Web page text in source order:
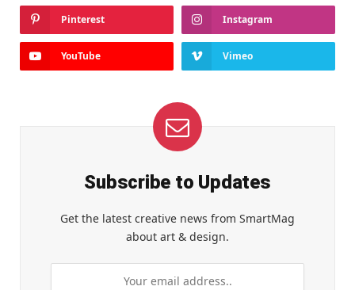
Pinterest Instagram
YouTube Vimeo
Subscribe to Updates
Get the latest creative news from SmartMag
about art & design.